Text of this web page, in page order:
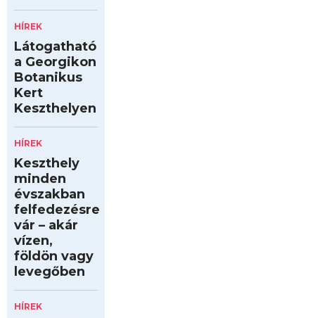
HÍREK
Látogatható
a Georgikon
Botanikus
Kert
Keszthelyen
HÍREK
Keszthely
minden
évszakban
felfedezésre
vár – akár
vízen,
földön vagy
levegőben
HÍREK